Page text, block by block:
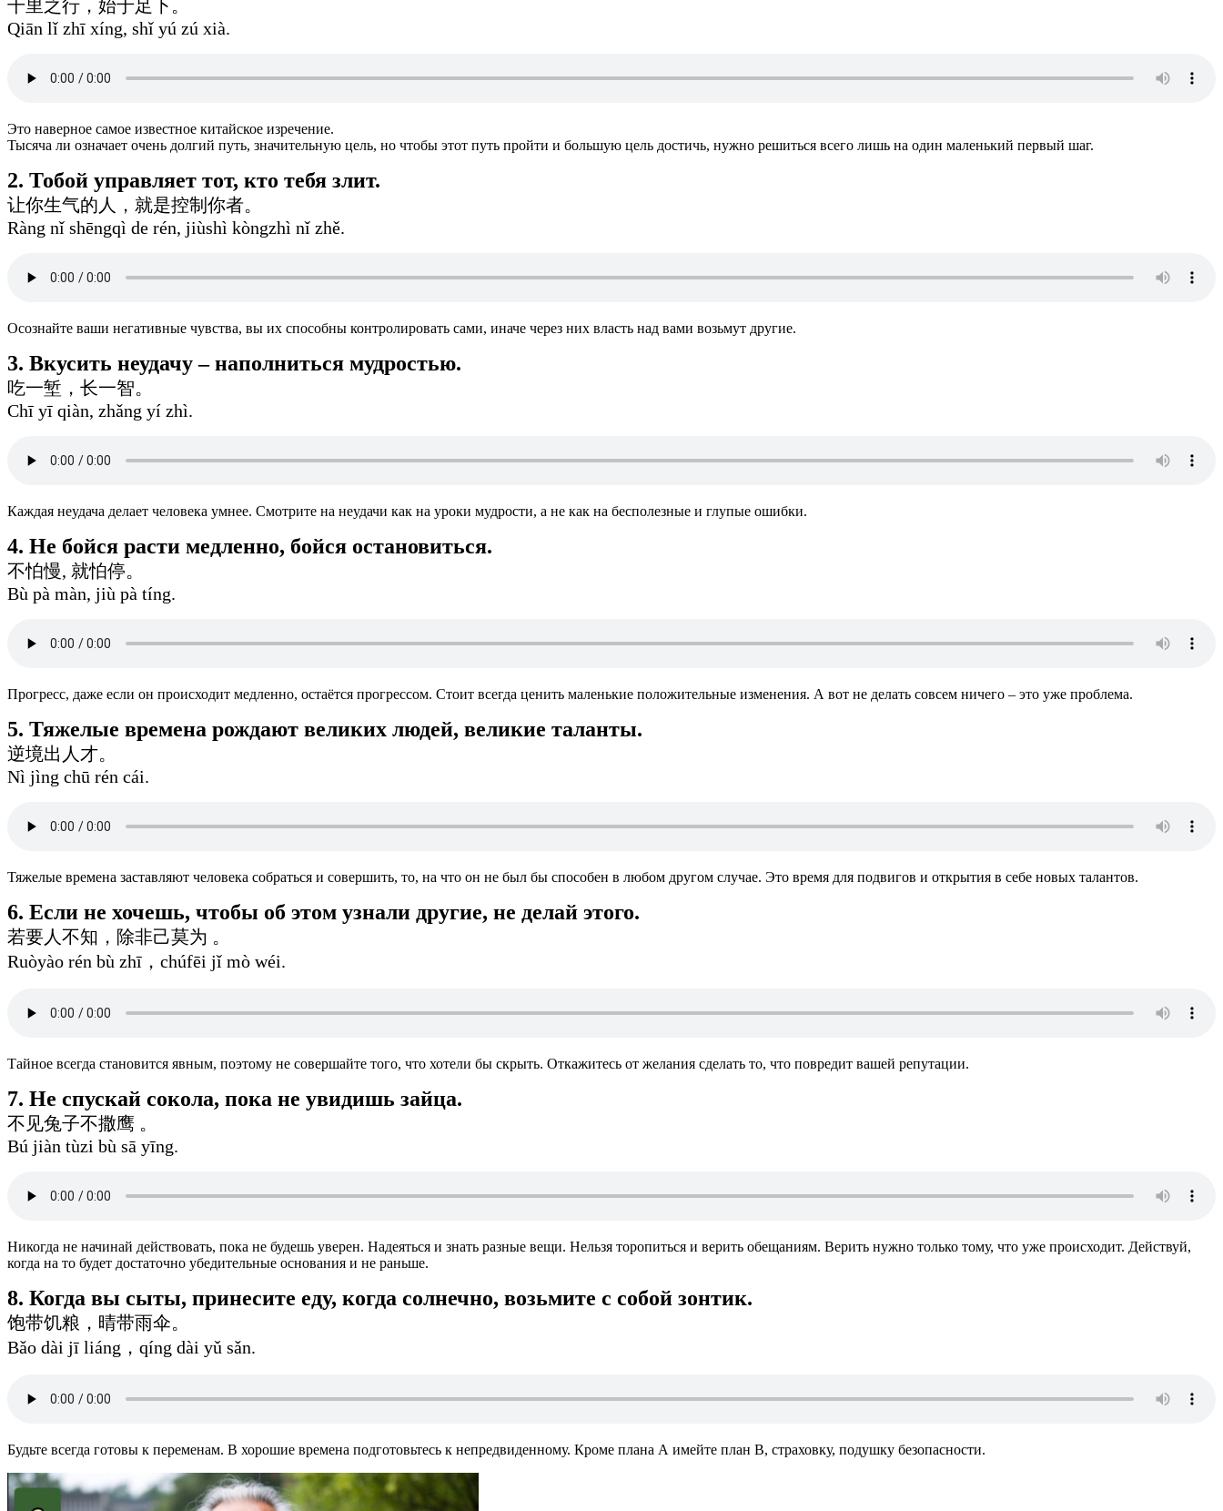
千里之行，始于足下。
Qiān lǐ zhī xíng, shǐ yú zú xià.
Это наверное самое известное китайское изречение.
Тысяча ли означает очень долгий путь, значительную цель, но чтобы этот путь пройти и большую цель достичь, нужно решиться всего лишь на один маленький первый шаг.
2. Тобой управляет тот, кто тебя злит.
让你生气的人，就是控制你者。
Ràng nǐ shēngqì de rén, jiùshì kòngzhì nǐ zhě.
Осознайте ваши негативные чувства, вы их способны контролировать сами, иначе через них власть над вами возьмут другие.
3. Вкусить неудачу – наполниться мудростью.
吃一堑，长一智。
Chī yī qiàn, zhǎng yí zhì.
Каждая неудача делает человека умнее. Смотрите на неудачи как на уроки мудрости, а не как на бесполезные и глупые ошибки.
4. Не бойся расти медленно, бойся остановиться.
不怕慢, 就怕停。
Bù pà màn, jiù pà tíng.
Прогресс, даже если он происходит медленно, остаётся прогрессом. Стоит всегда ценить маленькие положительные изменения. А вот не делать совсем ничего – это уже проблема.
5. Тяжелые времена рождают великих людей, великие таланты.
逆境出人才。
Nì jìng chū rén cái.
Тяжелые времена заставляют человека собраться и совершить, то, на что он не был бы способен в любом другом случае. Это время для подвигов и открытия в себе новых талантов.
6. Если не хочешь, чтобы об этом узнали другие, не делай этого.
若要人不知，除非己莫为 。
Ruòyào rén bù zhī，chúfēi jǐ mò wéi.
Тайное всегда становится явным, поэтому не совершайте того, что хотели бы скрыть. Откажитесь от желания сделать то, что повредит вашей репутации.
7. Не спускай сокола, пока не увидишь зайца.
不见兔子不撒鹰 。
Bú jiàn tùzi bù sā yīng.
Никогда не начинай действовать, пока не будешь уверен. Надеяться и знать разные вещи. Нельзя торопиться и верить обещаниям. Верить нужно только тому, что уже происходит. Действуй,
когда на то будет достаточно убедительные основания и не раньше.
8. Когда вы сыты, принесите еду, когда солнечно, возьмите с собой зонтик.
饱带饥粮，晴带雨伞。
Bǎo dài jī liáng，qíng dài yǔ sǎn.
Будьте всегда готовы к переменам. В хорошие времена подготовьтесь к непредвиденному. Кроме плана А имейте план B, страховку, подушку безопасности.